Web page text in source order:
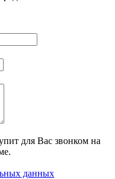
для Вас звонком на
данных